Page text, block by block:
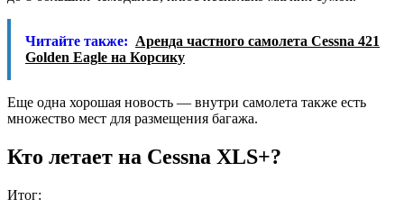
Читайте также: Аренда частного самолета Cessna 421
Golden Eagle на Корсику
Еще одна хорошая новость — внутри самолета также есть
множество мест для размещения багажа.
Кто летает на Cessna XLS+?
Итог: